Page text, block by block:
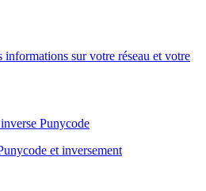
informations sur votre réseau et votre
Punycode
et inversement